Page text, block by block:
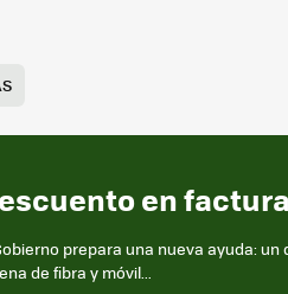
en
prepara una nueva ayuda:
de fibra y móvil...